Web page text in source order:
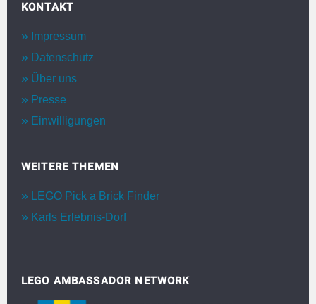
KONTAKT
Impressum
Datenschutz
Über uns
Presse
Einwilligungen
WEITERE THEMEN
LEGO Pick a Brick Finder
Karls Erlebnis-Dorf
LEGO AMBASSADOR NETWORK